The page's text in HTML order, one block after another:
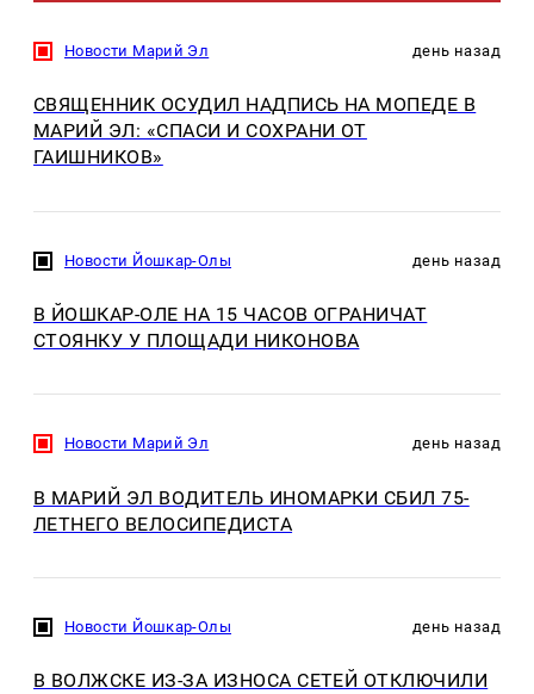
Новости Марий Эл день назад
СВЯЩЕННИК ОСУДИЛ НАДПИСЬ НА МОПЕДЕ В
МАРИЙ ЭЛ: «СПАСИ И СОХРАНИ ОТ
ГАИШНИКОВ»
Новости Йошкар-Олы день назад
В ЙОШКАР-ОЛЕ НА 15 ЧАСОВ ОГРАНИЧАТ
СТОЯНКУ У ПЛОЩАДИ НИКОНОВА
Новости Марий Эл день назад
В МАРИЙ ЭЛ ВОДИТЕЛЬ ИНОМАРКИ СБИЛ 75-
ЛЕТНЕГО ВЕЛОСИПЕДИСТА
Новости Йошкар-Олы день назад
В ВОЛЖСКЕ ИЗ-ЗА ИЗНОСА СЕТЕЙ ОТКЛЮЧИЛИ